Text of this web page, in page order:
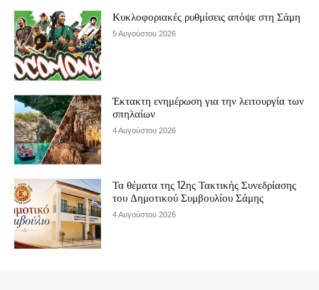
Κυκλοφοριακές ρυθμίσεις απόψε στη Σάμη
5 Αυγούστου 2026
Έκτακτη ενημέρωση για την λειτουργία των
σπηλαίων
4 Αυγούστου 2026
Τα θέματα της 12ης Τακτικής Συνεδρίασης
του Δημοτικού Συμβουλίου Σάμης
4 Αυγούστου 2026